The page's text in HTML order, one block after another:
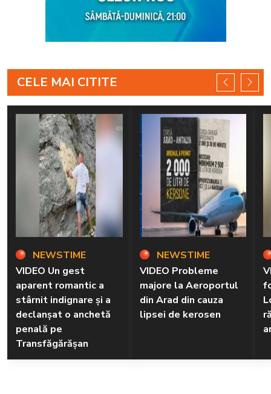
CELE MAI CITITE
NEWSTIME
VIDEO Un gest
aparent romantic a
stârnit indignare și a
declanșat o anchetă
penală pe
Transfăgărășan
NEWSTIME
VIDEO Probleme
majore la Aeroportul
din Arad din cauza
lipsei de kerosen